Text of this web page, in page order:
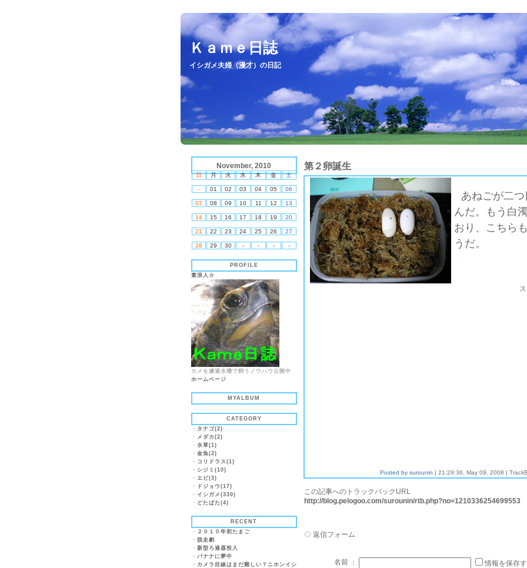
Ｋａｍｅ日誌
イシガメ夫婦（漫才）の日記
November, 2010
日 月 火 水 木 金 土
- 01 02 03 04 05 06
07 08 09 10 11 12 13
14 15 16 17 18 19 20
21 22 23 24 25 26 27
28 29 30 - - - -
PROFILE
素浪人☆
カメを濾過水槽で飼うノウハウ公開中
ホームページ
MYALBUM
CATEGORY
・ タナゴ(2)
・ メダカ(2)
・ 水草(1)
・ 金魚(2)
・ コリドラス(1)
・ シジミ(10)
・ エビ(3)
・
ドジョウ(17)
・ イシガメ(330)
・ どたばた(4)
RECENT
・ ２０１０年初たまご
・ 脱走劇
・ 新型ろ過器投入
・ バナナに夢中
・ カメラ目線はまだ難しい？ニホンイシ
第２卵誕生
あねごが二
んだ。もう白
おり、こちら
うだ。
Posted by surounin | 21:29:36, May 09, 2008 |
この記事へのトラックバックURL
http://blog.pelogoo.com/surounin/rtb.php?no=1210336254699553
◇ 返信フォーム
名前 ：
情報を保存